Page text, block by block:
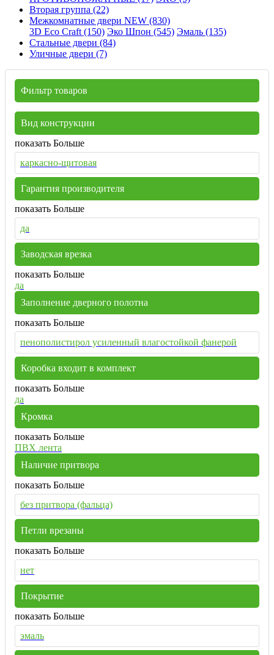
Вторая группа (22)
Межкомнатные двери NEW (830)
3D Eco Craft (150) Эко Шпон (545) Эмаль (135)
Стальные двери (84)
Уличные двери (7)
Фильтр товаров
Вид конструкции
показать Больше
каркасно-щитовая
Гарантия производителя
показать Больше
да
Заводская врезка
показать Больше
да
Заполнение дверного полотна
показать Больше
пенополистирол усиленный влагостойкой фанерой
Коробка входит в комплект
показать Больше
да
Кромка
показать Больше
ПВХ лента
Наличие притвора
показать Больше
без притвора (фальца)
Петли врезаны
показать Больше
нет
Покрытие
показать Больше
эмаль